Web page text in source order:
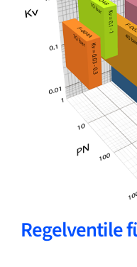
Regelventile